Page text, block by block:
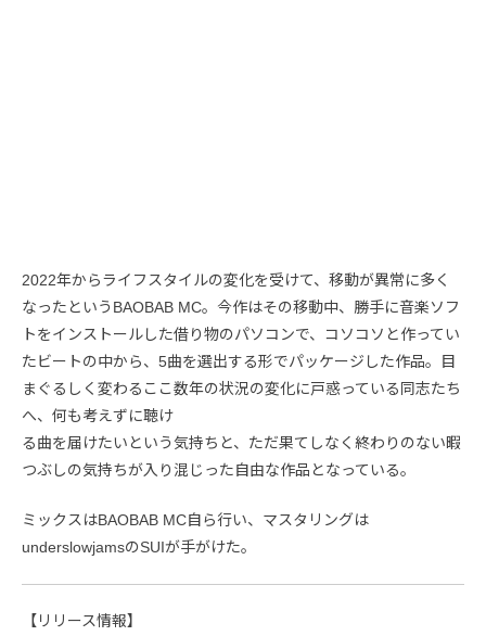
2022年からライフスタイルの変化を受けて、移動が異常に多く
なったというBAOBAB MC。今作はその移動中、勝手に音楽ソフ
トをインストールした借り物のパソコンで、コソコソと作ってい
たビートの中から、5曲を選出する形でパッケージした作品。目
まぐるしく変わるここ数年の状況の変化に戸惑っている同志たち
へ、何も考えずに聴け
る曲を届けたいという気持ちと、ただ果てしなく終わりのない暇
つぶしの気持ちが入り混じった自由な作品となっている。
ミックスはBAOBAB MC自ら行い、マスタリングは
underslowjamsのSUIが手がけた。
【リリース情報】